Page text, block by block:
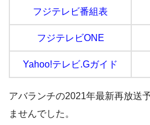
アバランチを見逃し配信で
フジテレビ番組表
フジテレビONE
Yahoo!テレビ.Gガイド
アバランチの2021年最新再放送
ませんでした。